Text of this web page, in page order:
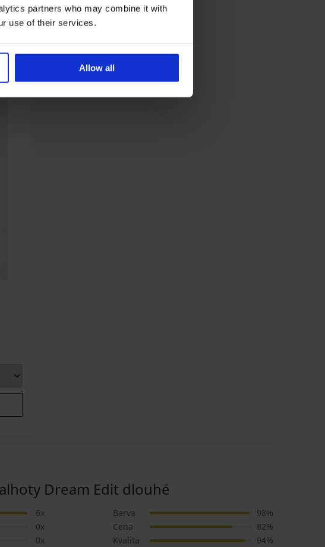
partners who may combine it with
use of their services.
Allow all
Dream Edit dlouhé
6x
0x
0x
Barva
98%
Cena
82%
Kvalita
94%